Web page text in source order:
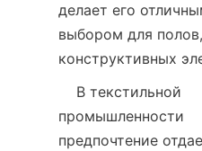
делает его
выбором для
промышленности
предпочтение